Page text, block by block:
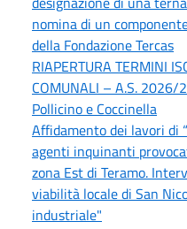
nomina di un
della Fondazione Tercas
RIAPERTURA TERMINI
COMUNALI – A.S.
Pollicino e Coccinella
Affidamento dei lavori di
agenti inquinanti
zona Est di Teramo.
viabilità locale di San
industriale"